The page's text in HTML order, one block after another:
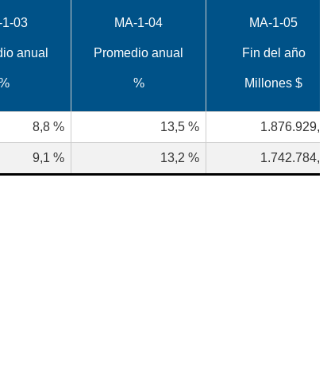
1-03 MA-1-04 MA-1-05
anual Promedio anual Fin del año
% Millones $
8,8 % 13,5 %
9,1 % 13,2 %